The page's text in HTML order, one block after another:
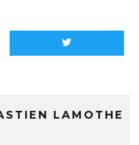
LAMOTHE